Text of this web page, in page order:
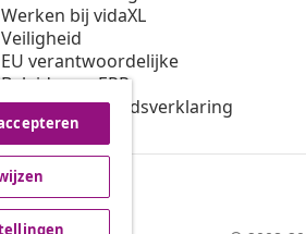
Werken bij vidaXL
Veiligheid
EU verantwoordelijke
Beleid voor EPR
Toegankelijkheidsverklaring